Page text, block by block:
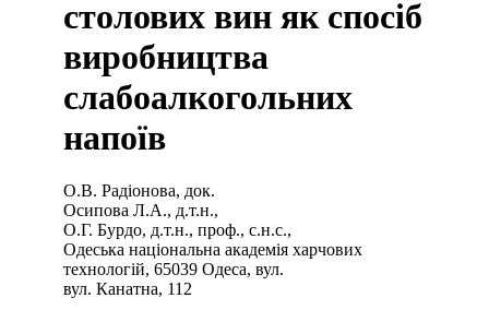
столових вин як спосіб
виробництва
слабоалкогольних
напоїв
О.В. Радіонова, док.
Осипова Л.А., д.т.н.,
О.Г. Бурдо, д.т.н., проф., с.н.с.,
Одеська національна академія харчових
технологій, 65039 Одеса, вул.
вул. Канатна, 112